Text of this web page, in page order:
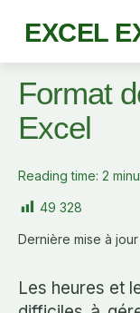
EXCEL
Format
Excel
Reading time: 2
49 328
Dernière mise à
Les heures et